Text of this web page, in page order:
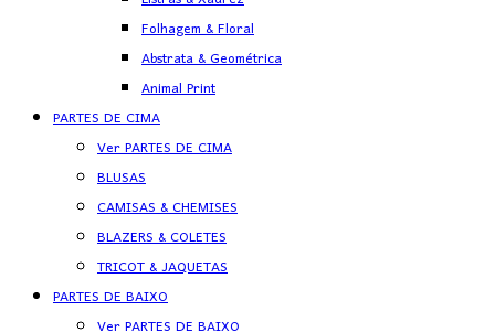
Folhagem & Floral
Abstrata & Geométrica
Animal Print
PARTES DE CIMA
Ver PARTES DE CIMA
BLUSAS
CAMISAS & CHEMISES
BLAZERS & COLETES
TRICOT & JAQUETAS
PARTES DE BAIXO